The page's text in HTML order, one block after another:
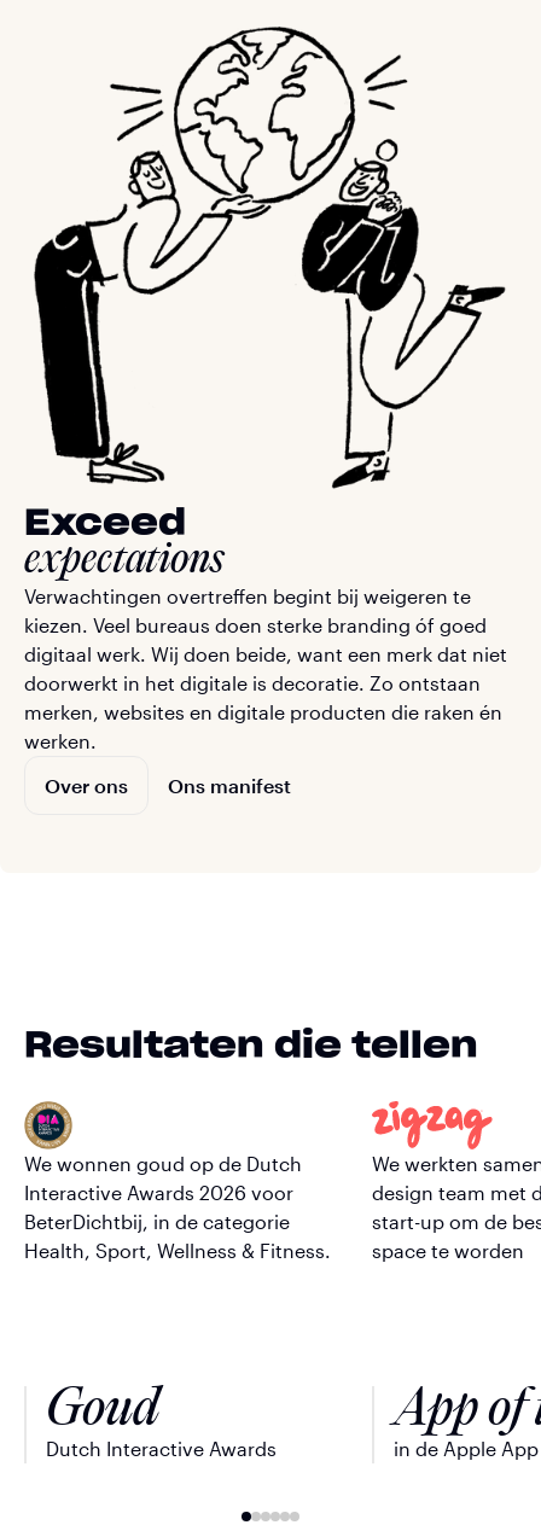
Exceed
expectations
Verwachtingen overtreffen begint bij weigeren te
kiezen. Veel bureaus doen sterke branding óf goed
digitaal werk. Wij doen beide, want een merk dat niet
doorwerkt in het digitale is decoratie. Zo ontstaan
merken, websites en digitale producten die raken én
werken.
Over ons
Ons manifest
Resultaten die tellen
We wonnen goud op de Dutch
Interactive Awards 2026 voor
BeterDichtbij, in de categorie
Health, Sport, Wellness & Fitness.
Goud
Dutch Interactive Awards
We werkten
design team met
start-up om de
space te worden
App of
in de Apple